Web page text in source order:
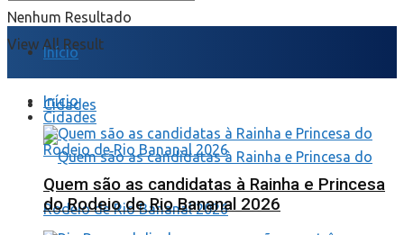
Nenhum Resultado
View All Result
Início
Cidades
Início
Cidades
Quem são as candidatas à Rainha e Princesa
do Rodeio de Rio Bananal 2026